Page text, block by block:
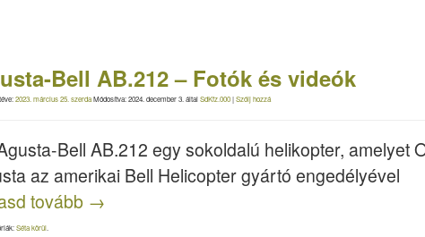
Bell AB.212 – Fotók és videók
2023. március 25. szerdaMódosítva:2024. december 3. általSdKfz.000|Szólj hozzá
Bell AB.212 egy sokoldalú helikopter, amelyet
az amerikai Bell Helicopter gyártó engedélyével
tovább →
Séta körül